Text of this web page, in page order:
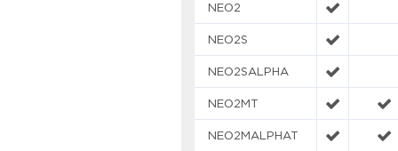
NEO2
NEO2S
NEO2SALPHA
NEO2MT
NEO2MALPHAT